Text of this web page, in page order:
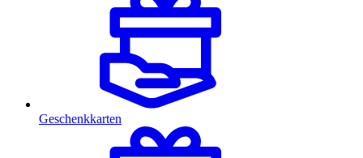
Geschenkkarten